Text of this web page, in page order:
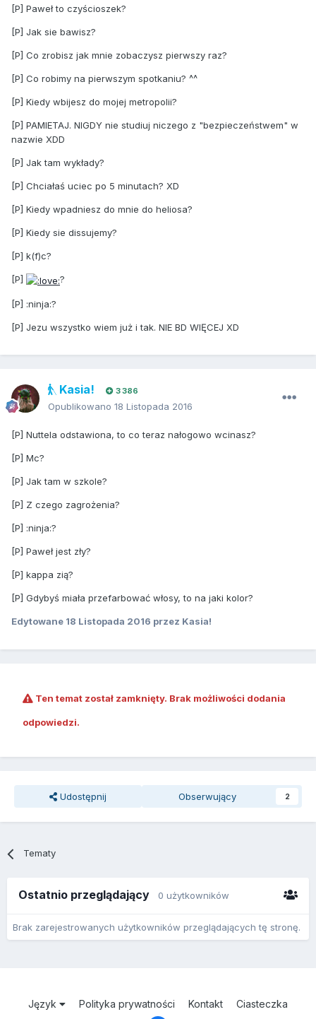
[P] Paweł to czyścioszek?
[P] Jak sie bawisz?
[P] Co zrobisz jak mnie zobaczysz pierwszy raz?
[P] Co robimy na pierwszym spotkaniu? ^^
[P] Kiedy wbijesz do mojej metropolii?
[P] PAMIETAJ. NIGDY nie studiuj niczego z "bezpieczeństwem" w
nazwie XDD
[P] Jak tam wykłady?
[P] Chciałaś uciec po 5 minutach? XD
[P] Kiedy wpadniesz do mnie do heliosa?
[P] Kiedy sie dissujemy?
[P] k(f)c?
[P] ?
[P] :ninja:?
[P] Jezu wszystko wiem już i tak. NIE BD WIĘCEJ XD
Kasia! 3 386
Opublikowano 18 Listopada 2016
[P] Nuttela odstawiona, to co teraz nałogowo wcinasz?
[P] Mc?
[P] Jak tam w szkole?
[P] Z czego zagrożenia?
[P] :ninja:?
[P] Paweł jest zły?
[P] kappa zią?
[P] Gdybyś miała przefarbować włosy, to na jaki kolor?
Edytowane 18 Listopada 2016 przez Kasia!
Ten temat został zamknięty. Brak możliwości dodania
odpowiedzi.
Udostępnij Obserwujący 2
Tematy
Ostatnio przeglądający 0 użytkowników
Brak zarejestrowanych użytkowników przeglądających tę stronę.
Język Polityka prywatności Kontakt Ciasteczka